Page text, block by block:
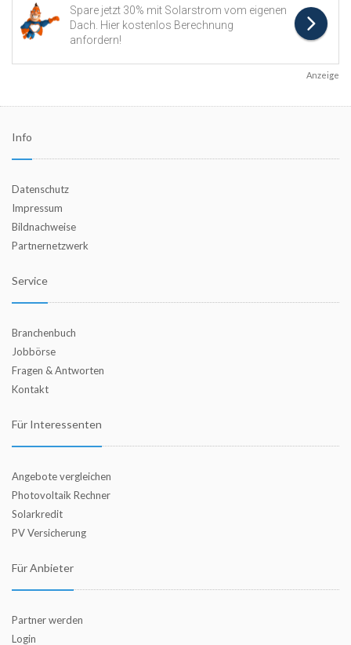
Anzeige
Info
Datenschutz
Impressum
Bildnachweise
Partnernetzwerk
Service
Branchenbuch
Jobbörse
Fragen & Antworten
Kontakt
Für Interessenten
Angebote vergleichen
Photovoltaik Rechner
Solarkredit
PV Versicherung
Für Anbieter
Partner werden
Login